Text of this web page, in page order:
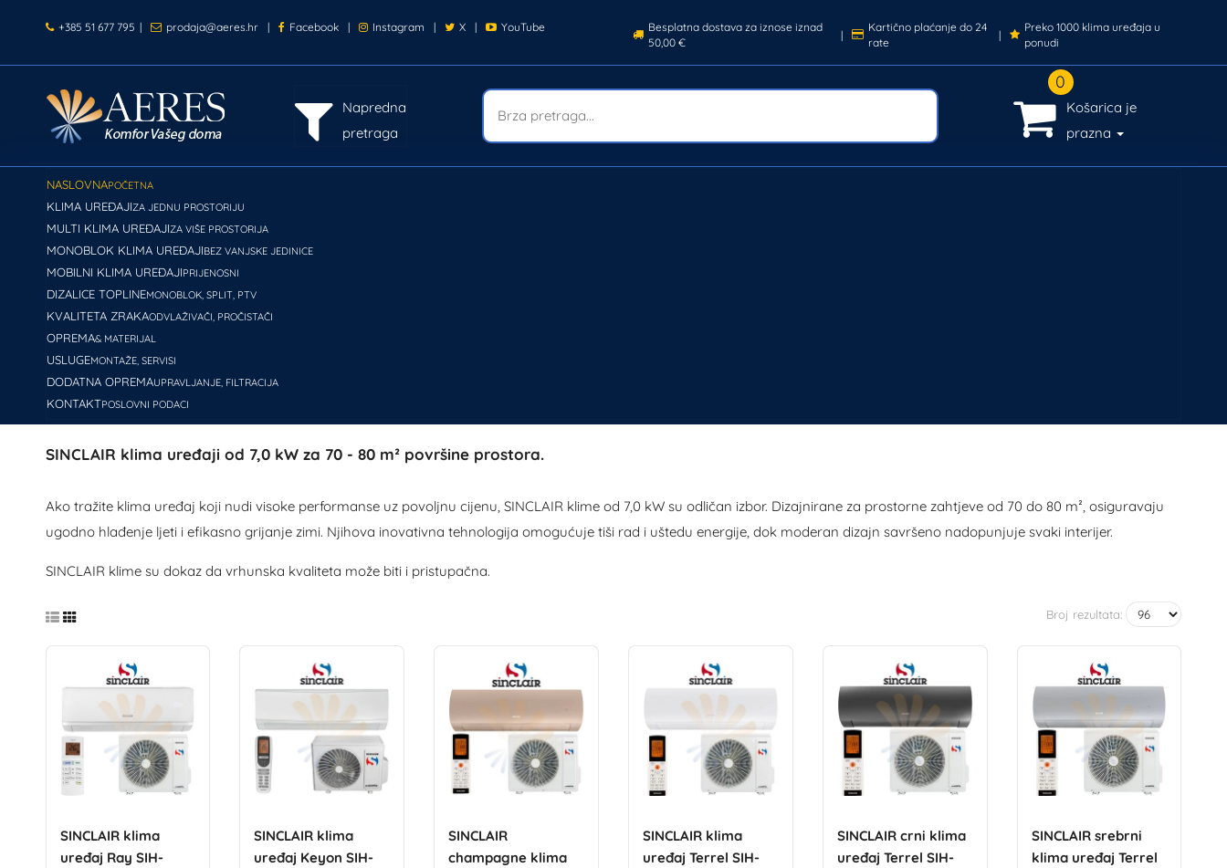
+385 51 677 795 | prodaja@aeres.hr | Facebook | Instagram | X | YouTube
Besplatna dostava za iznose iznad
50,00 €
|
Kartično plaćanje do 24
rate
|
Preko 1000 klima uređaja u
ponudi
Napredna
pretraga
0
Košarica je
prazna
NASLOVNAPOČETNA
KLIMA UREĐAJIZA JEDNU PROSTORIJU
MULTI KLIMA UREĐAJIZA VIŠE PROSTORIJA
MONOBLOK KLIMA UREĐAJIBEZ VANJSKE JEDINICE
MOBILNI KLIMA UREĐAJIPRIJENOSNI
DIZALICE TOPLINEMONOBLOK, SPLIT, PTV
KVALITETA ZRAKAODVLAŽIVAČI, PROČISTAČI
OPREMA& MATERIJAL
USLUGEMONTAŽE, SERVISI
DODATNA OPREMAUPRAVLJANJE, FILTRACIJA
KONTAKTPOSLOVNI PODACI
SINCLAIR klima uređaji od 7,0 kW za 70 - 80 m² površine prostora.
Ako tražite klima uređaj koji nudi visoke performanse uz povoljnu cijenu, SINCLAIR klime od 7,0 kW su odličan izbor. Dizajnirane za prostorne zahtjeve od 70 do 80 m², osiguravaju
ugodno hlađenje ljeti i efikasno grijanje zimi. Njihova inovativna tehnologija omogućuje tiši rad i uštedu energije, dok moderan dizajn savršeno nadopunjuje svaki interijer.
SINCLAIR klime su dokaz da vrhunska kvaliteta može biti i pristupačna.
Broj rezultata:
SINCLAIR klima
uređaj Ray SIH-
SINCLAIR klima
uređaj Keyon SIH-
SINCLAIR
champagne klima
SINCLAIR klima
uređaj Terrel SIH-
SINCLAIR crni klima
uređaj Terrel SIH-
SINCLAIR srebrni
klima uređaj Terrel